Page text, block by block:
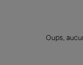
Oups,